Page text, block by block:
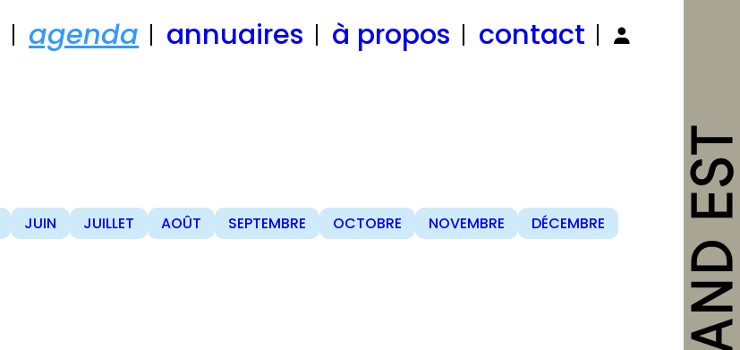
agenda annuaires à propos contact
JUIN JUILLET AOÛT SEPTEMBRE OCTOBRE NOVEMBRE
DÉCEMBRE